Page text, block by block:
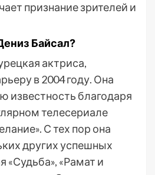
признание зрителей и
Байсал?
актриса,
в 2004 году. Она
известность благодаря
телесериале
С тех пор она
других успешных
«Судьба», «Рамат и